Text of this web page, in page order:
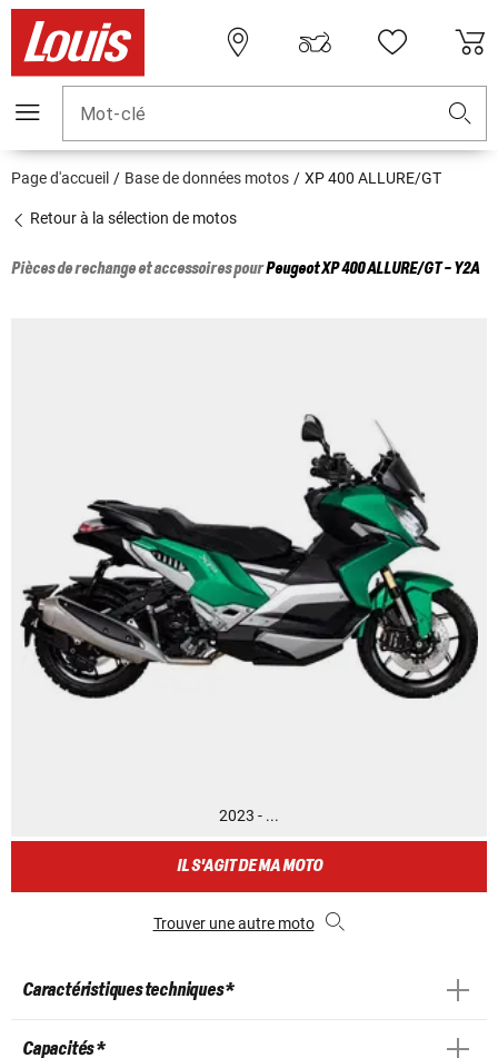
Mot-clé
Page d'accueil Base de données motos XP 400 ALLURE/GT
Retour à la sélection de motos
Pièces de rechange et accessoires pourPeugeotXP 400 ALLURE/GT - Y2A
2023 - ...
IL S'AGIT DE MA MOTO
Trouver une autre moto
Caractéristiques techniques *
Capacités *